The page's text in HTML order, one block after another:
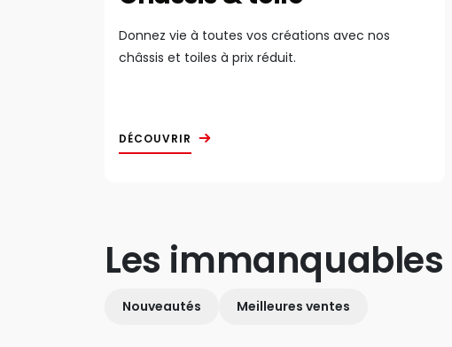
Donnez vie à toutes vos créations avec nos
châssis et toiles à prix réduit.
DÉCOUVRIR
Les immanquables
Nouveautés Meilleures ventes